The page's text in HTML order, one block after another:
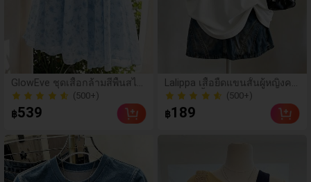
GlowEve ชุดเสื้อกล้ามสีพื้นสไต
ล์ลำลองหรูหรา & กระโปรงลาย
ดอกไม้เล็กๆ
(500+)
฿539
Lalippa เสื้อยืดแขนสั้นผู้หญิงคอ
วีปกคอเสื้อไหล่ตก สายถัก งาน
คราฟต์แฟชั่นมินิมอล ของขวัญ
สำหรับเพื่อน
(500+)
70+ ขายแล้ว
70+ ขายแล้ว
฿189